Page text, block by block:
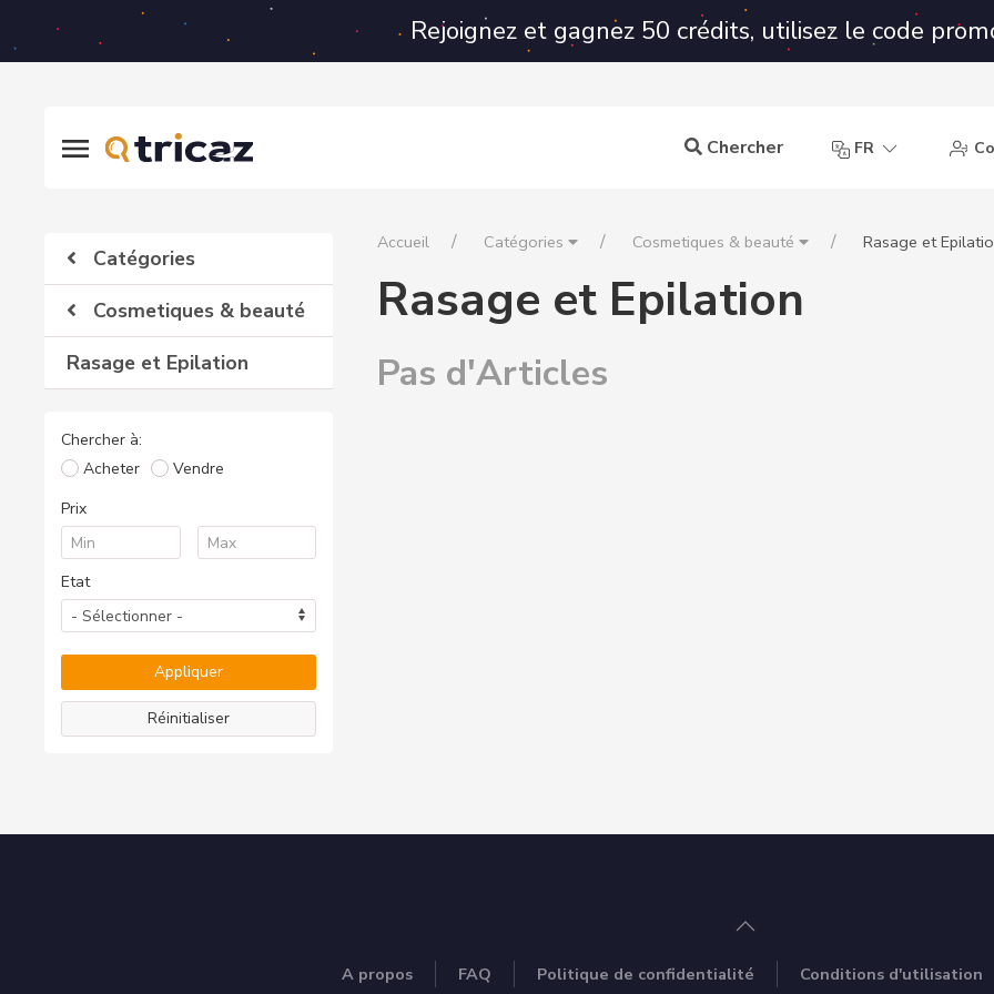
Rejoignez et gagnez 50 crédits, utilisez le code
Chercher FR
Catégories
Cosmetiques & beauté
Rasage et Epilation
Chercher à:
Vendre
Acheter
Prix
Etat
Réinitialiser
Accueil Catégories Cosmetiques & beauté Rasage et
Rasage et Epilation
Pas d'Articles
A propos FAQ Politique de confidentialité Conditions d'utilisation